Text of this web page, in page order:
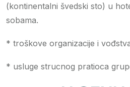
(kontinentalni švedski sto) u
sobama.
* troškove organizacije i
* usluge strucnog pratioca